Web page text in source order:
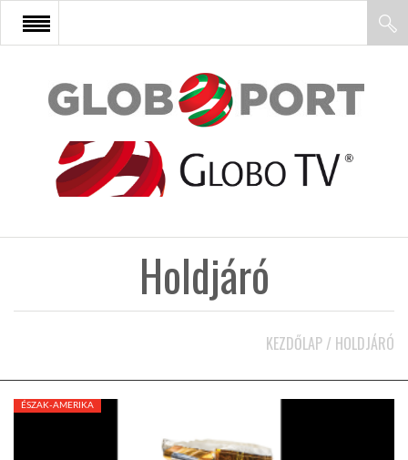
FŐOLDAL
AFRIKA
Holdjáró
KEZDŐLAP / HOLDJÁRÓ
ÉSZAK-AMERIKA